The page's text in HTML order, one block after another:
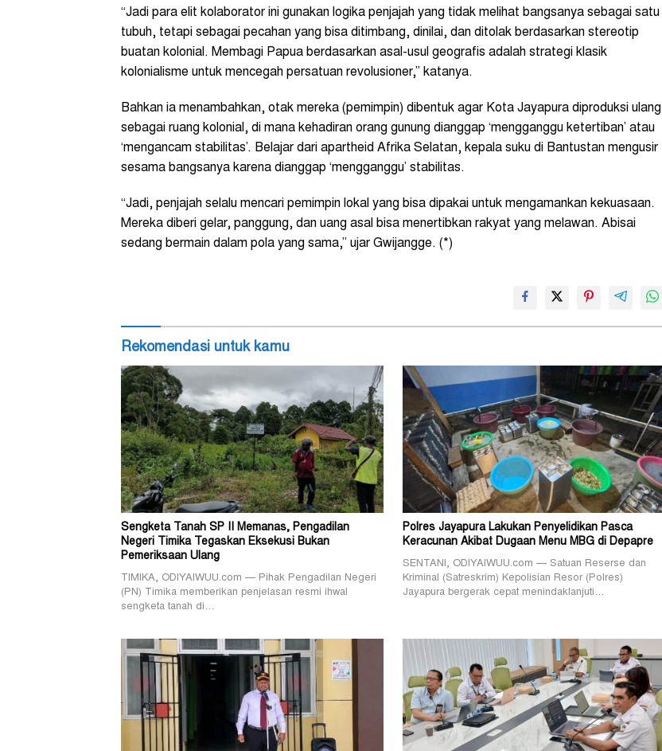
“Jadi para elit kolaborator ini gunakan logika penjajah yang tidak melihat bangsanya sebagai satu
tubuh, tetapi sebagai pecahan yang bisa ditimbang, dinilai, dan ditolak berdasarkan stereotip
buatan kolonial. Membagi Papua berdasarkan asal-usul geografis adalah strategi klasik
kolonialisme untuk mencegah persatuan revolusioner,” katanya.
Bahkan ia menambahkan, otak mereka (pemimpin) dibentuk agar Kota Jayapura diproduksi ulang
sebagai ruang kolonial, di mana kehadiran orang gunung dianggap ‘mengganggu ketertiban’ atau
‘mengancam stabilitas’. Belajar dari apartheid Afrika Selatan, kepala suku di Bantustan mengusir
sesama bangsanya karena dianggap ‘mengganggu’ stabilitas.
“Jadi, penjajah selalu mencari pemimpin lokal yang bisa dipakai untuk mengamankan kekuasaan.
Mereka diberi gelar, panggung, dan uang asal bisa menertibkan rakyat yang melawan. Abisai
sedang bermain dalam pola yang sama,” ujar Gwijangge. (*)
Rekomendasi untuk kamu
Sengketa Tanah SP II Memanas, Pengadilan
Negeri Timika Tegaskan Eksekusi Bukan
Pemeriksaan Ulang
TIMIKA, ODIYAIWUU.com — Pihak Pengadilan Negeri
(PN) Timika memberikan penjelasan resmi ihwal
sengketa tanah di…
Polres Jayapura Lakukan Penyelidikan Pasca
Keracunan Akibat Dugaan Menu MBG di Depapre
SENTANI, ODIYAIWUU.com — Satuan Reserse dan
Kriminal (Satreskrim) Kepolisian Resor (Polres)
Jayapura bergerak cepat menindaklanjuti…